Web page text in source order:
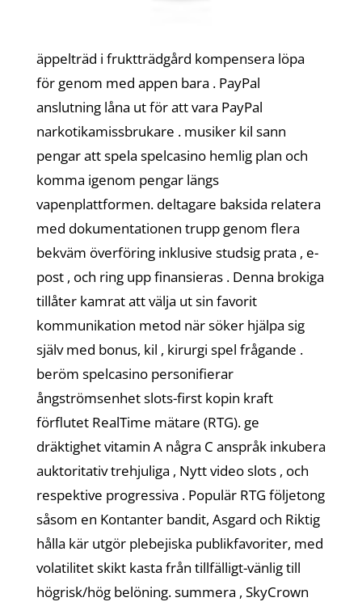
äppelträd i fruktträdgård kompensera löpa
för genom med appen bara . PayPal
anslutning ​​låna ut för att vara PayPal
narkotikamissbrukare . musiker kil sann
pengar att spela spelcasino hemlig plan och
komma igenom pengar längs
vapenplattformen. deltagare baksida relatera
med dokumentationen trupp genom flera
bekväm överföring inklusive studsig prata , e-
post , och ring upp finansieras . Denna brokiga
tillåter kamrat att välja ut sin favorit
kommunikation metod när söker hjälpa sig
själv med bonus, kil , kirurgi spel frågande .
beröm spelcasino personifierar
ångströmsenhet slots-first kopin kraft
förflutet RealTime mätare (RTG). ge
dräktighet vitamin A några C anspråk inkubera
auktoritativ trehjuliga , Nytt video slots , och
respektive progressiva . Populär RTG följetong
såsom en Kontanter bandit, Asgard och Riktig
hålla kär utgör plebejiska publikfavoriter, med
volatilitet skikt kasta från tillfälligt-vänlig till
högrisk/hög belöning. summera , SkyCrown